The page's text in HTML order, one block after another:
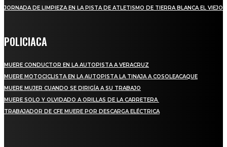
JORNADA DE LIMPIEZA EN LA PISTA DE ATLETISMO DE TIERRA BLANCA EL VIEJO
POLICIACA
MUERE CONDUCTOR EN LA AUTOPISTA A VERACRUZ
MUERE MOTOCICLISTA EN LA AUTOPISTA LA TINAJA A COSOLEACAQUE
MUERE MUJER CUANDO SE DIRIGÍA A SU TRABAJO
MUERE SOLO Y OLVIDADO A ORILLAS DE LA CARRETERA
TRABAJADOR DE CFE MUERE POR DESCARGA ELÉCTRICA